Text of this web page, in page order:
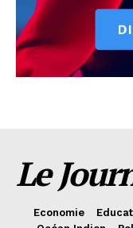
Le
Economie